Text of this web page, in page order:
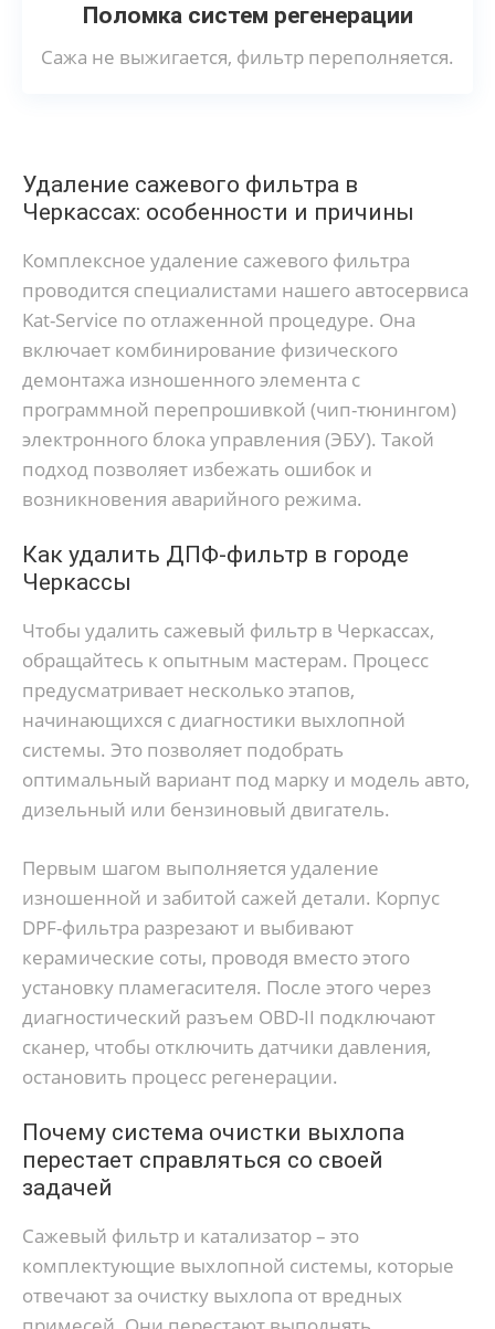
Поломка систем регенерации
Сажа не выжигается, фильтр переполняется.
Удаление сажевого фильтра в
Черкассах: особенности и причины
Комплексное удаление сажевого фильтра
проводится специалистами нашего автосервиса
Kat-Service по отлаженной процедуре. Она
включает комбинирование физического
демонтажа изношенного элемента с
программной перепрошивкой (чип-тюнингом)
электронного блока управления (ЭБУ). Такой
подход позволяет избежать ошибок и
возникновения аварийного режима.
Как удалить ДПФ-фильтр в городе
Черкассы
Чтобы удалить сажевый фильтр в Черкассах,
обращайтесь к опытным мастерам. Процесс
предусматривает несколько этапов,
начинающихся с диагностики выхлопной
системы. Это позволяет подобрать
оптимальный вариант под марку и модель авто,
дизельный или бензиновый двигатель.
Первым шагом выполняется удаление
изношенной и забитой сажей детали. Корпус
DPF-фильтра разрезают и выбивают
керамические соты, проводя вместо этого
установку пламегасителя. После этого через
диагностический разъем OBD-II подключают
сканер, чтобы отключить датчики давления,
остановить процесс регенерации.
Почему система очистки выхлопа
перестает справляться со своей
задачей
Сажевый фильтр и катализатор – это
комплектующие выхлопной системы, которые
отвечают за очистку выхлопа от вредных